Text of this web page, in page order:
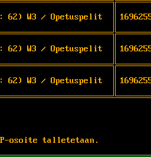
62) W3 / Opetuspelit
62) W3 / Opetuspelit
62) W3 / Opetuspelit
osoite talletetaan.